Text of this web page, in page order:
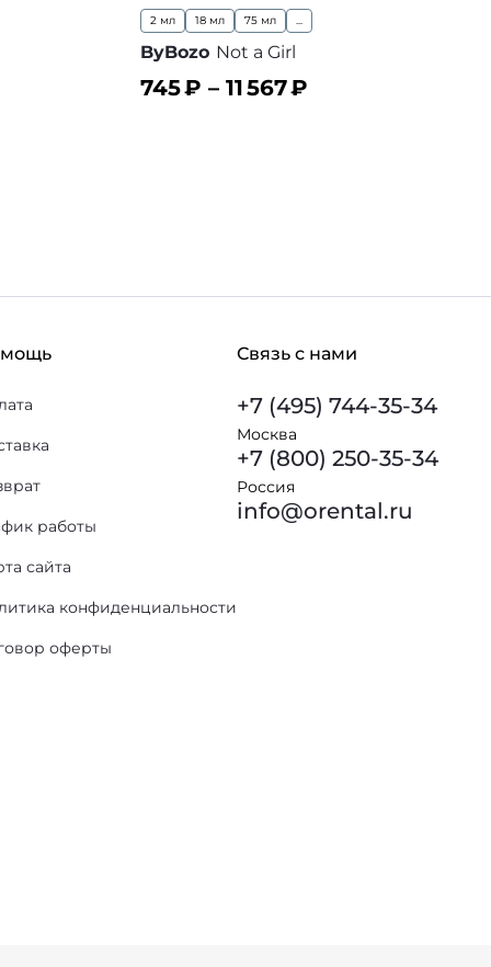
2 мл 18 мл 75 мл ...
ByBozo Not a Girl
745₽ – 11 567₽
работы
сайта
конфиденциальности
оферты
Связь с нами
+7 (495) 744-35-34
Москва
+7 (800) 250-35-34
Россия
info@orental.ru